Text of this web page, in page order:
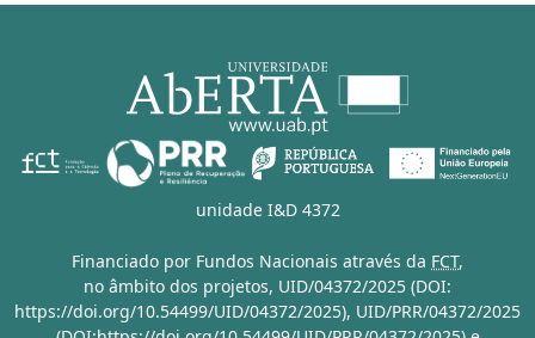
unidade I&D 4372
Financiado por Fundos Nacionais através da FCT,
no âmbito dos projetos, UID/04372/2025 (DOI:
https://doi.org/10.54499/UID/04372/2025), UID/PRR/04372/2025